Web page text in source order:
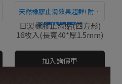
天然橡膠止滑效果超群! 附有
背膠，安裝簡單
直接購買
日製橡膠止滑貼(四方形)
16枚入(長寬40*厚1.5mm)
加入詢價車